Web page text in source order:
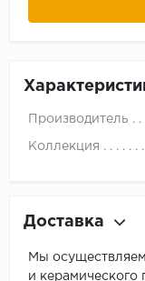
Производитель
Коллекция
Доставка
Мы
и керамического